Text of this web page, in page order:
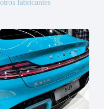
otros fabricantes